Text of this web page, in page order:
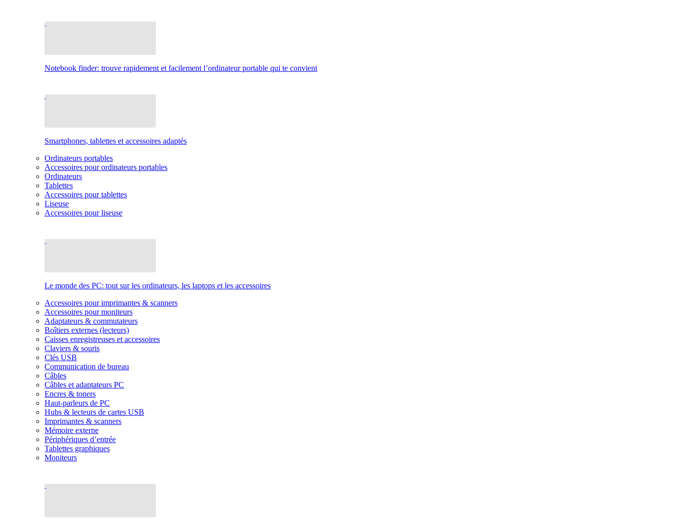
Notebook finder: trouve rapidement et facilement l’ordinateur portable qui te convient
Smartphones, tablettes et accessoires adaptés
Ordinateurs portables
Accessoires pour ordinateurs portables
Ordinateurs
Tablettes
Accessoires pour tablettes
Liseuse
Accessoires pour liseuse
Le monde des PC: tout sur les ordinateurs, les laptops et les accessoires
Accessoires pour imprimantes & scanners
Accessoires pour moniteurs
Adaptateurs & commutateurs
Boîtiers externes (lecteurs)
Caisses enregistreuses et accessoires
Claviers & souris
Clés USB
Communication de bureau
Câbles
Câbles et adaptateurs PC
Encres & toners
Haut-parleurs de PC
Hubs & lecteurs de cartes USB
Imprimantes & scanners
Mémoire externe
Périphériques d’entrée
Tablettes graphiques
Moniteurs